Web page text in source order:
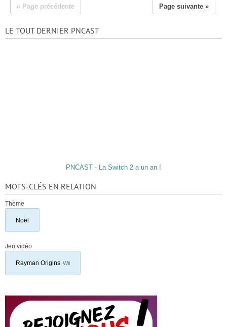
« Page précédente Page suivante »
LE TOUT DERNIER PNCAST
PNCAST - La Switch 2 a un an !
MOTS-CLÉS EN RELATION
Thème
Noël
Jeu vidéo
Rayman Origins Wii